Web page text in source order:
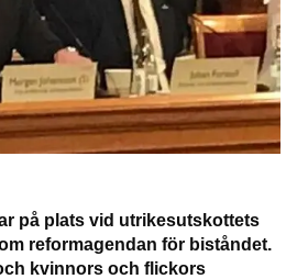
på plats vid utrikesutskottets
reformagendan för biståndet.
kvinnors och flickors